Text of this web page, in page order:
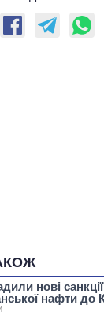
нові санкції
нафти до